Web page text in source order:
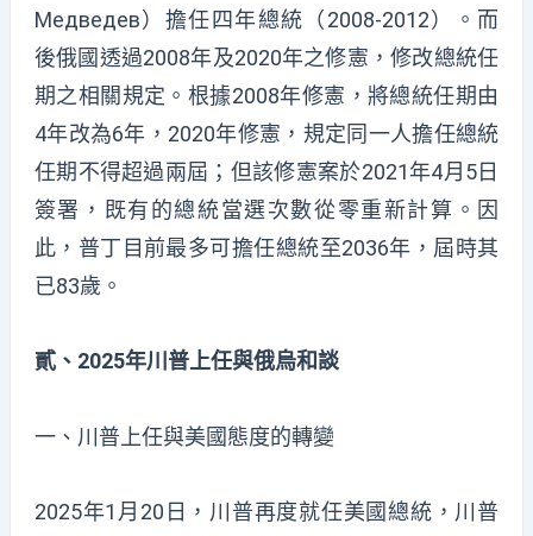
Медведев）擔任四年總統（2008-2012）。而
後俄國透過2008年及2020年之修憲，修改總統任
期之相關規定。根據2008年修憲，將總統任期由
4年改為6年，2020年修憲，規定同一人擔任總統
任期不得超過兩屆；但該修憲案於2021年4月5日
簽署，既有的總統當選次數從零重新計算。因
此，普丁目前最多可擔任總統至2036年，屆時其
已83歲。
貳、2025年川普上任與俄烏和談
一、川普上任與美國態度的轉變
2025年1月20日，川普再度就任美國總統，川普